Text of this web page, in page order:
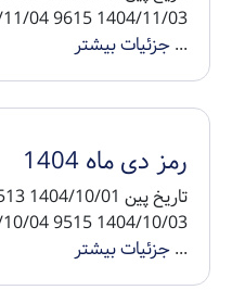
...جزئیات بیشتر
رمز دی ماه 1404
...جزئیات بیشتر